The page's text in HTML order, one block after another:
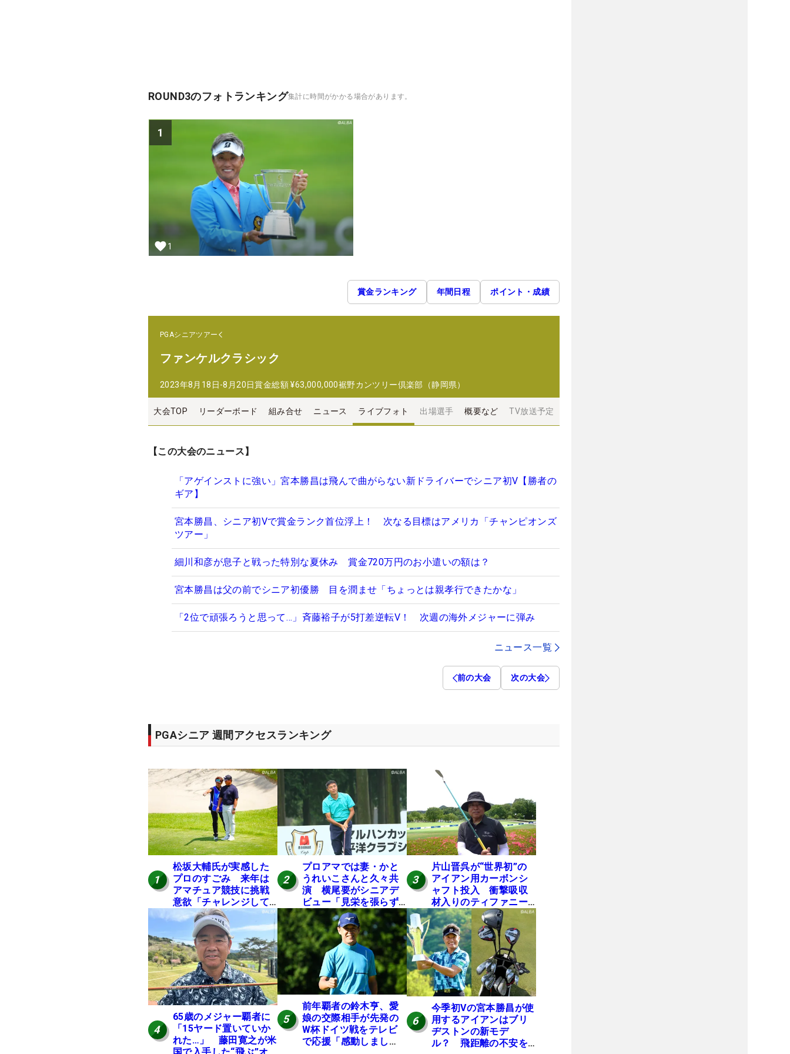
ROUND3のフォトランキング集計に時間がかかる場合があります。
1
1
賞金ランキング 年間日程 ポイント・成績
PGAシニアツアー
ファンケルクラシック
2023年8月18日-8月20日賞金総額 ¥63,000,000裾野カンツリー倶楽部（静岡県）
大会TOP リーダーボード 組み合せ ニュース ライブフォト 出場選手 概要など TV放送予定
【この大会のニュース】
「アゲインストに強い」宮本勝昌は飛んで曲がらない新ドライバーでシニア初V【勝者の
ギア】
宮本勝昌、シニア初Vで賞金ランク首位浮上！ 次なる目標はアメリカ「チャンピオンズ
ツアー」
細川和彦が息子と戦った特別な夏休み 賞金720万円のお小遣いの額は？
宮本勝昌は父の前でシニア初優勝 目を潤ませ「ちょっとは親孝行できたかな」
「2位で頑張ろうと思って…」斉藤裕子が5打差逆転V！ 次週の海外メジャーに弾み
ニュース一覧
前の大会 次の大会
PGAシニア 週間アクセスランキング
1
松坂大輔氏が実感した
プロのすごみ 来年は
アマチュア競技に挑戦
意欲「チャレンジして
みたい」
2
プロアマでは妻・かと
うれいこさんと久々共
演 横尾要がシニアデ
ビュー「見栄を張らず
に」
3
片山晋呉が“世界初”の
アイアン用カーボンシ
ャフト投入 衝撃吸収
材入りのティファニー
ブルーは「体にやさし
い」
4
65歳のメジャー覇者に
「15ヤード置いていか
れた…」 藤田寛之が米
5
前年覇者の鈴木亨、愛
娘の交際相手が先発の
W杯ドイツ戦をテレビ
で応援「感動しまし
6
今季初Vの宮本勝昌が使
用するアイアンはブリ
ヂストンの新モデ
ル？ 飛距離の不安を